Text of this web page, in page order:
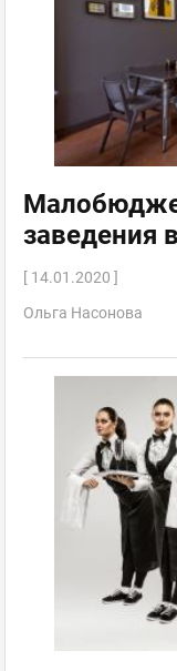
заведения
[ 14.01.2020 ]
Ольга Насонова